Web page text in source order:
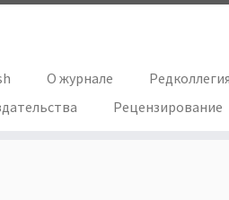
О журнале
Рецензирование